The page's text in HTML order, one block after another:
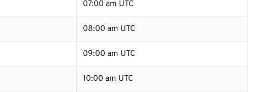
07:00 am UTC
08:00 am UTC
09:00 am UTC
10:00 am UTC